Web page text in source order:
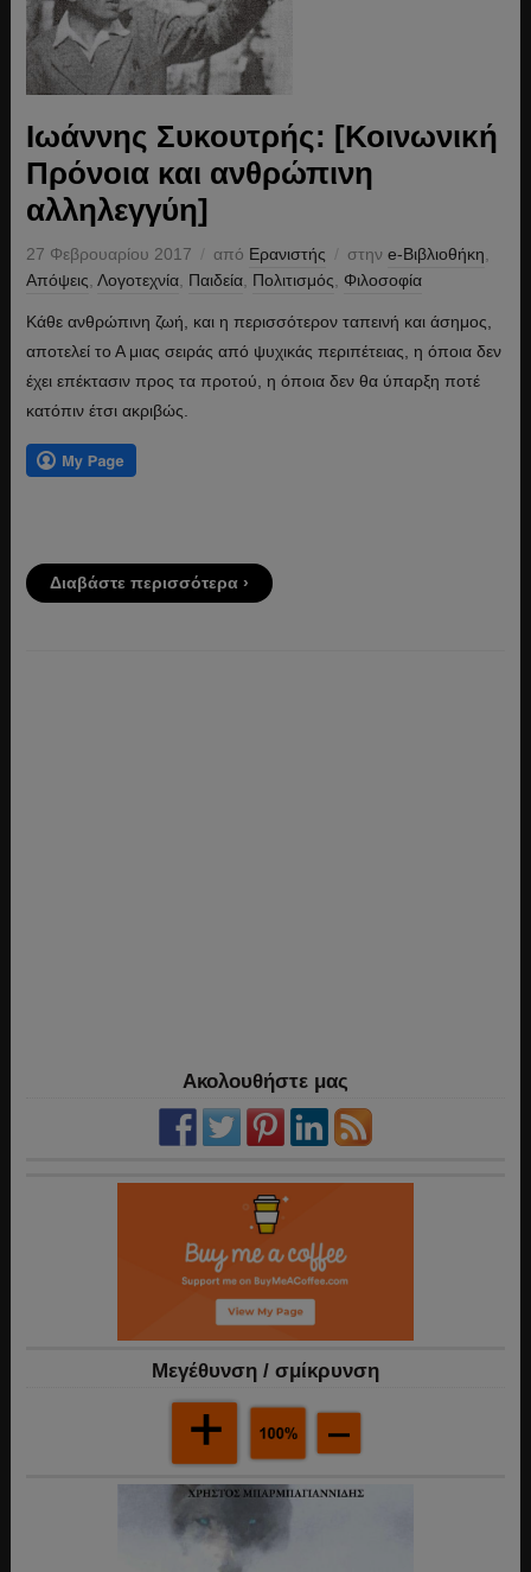
Ιωάννης Συκουτρής: [Κοινωνική
Πρόνοια και ανθρώπινη
αλληλεγγύη]
27 Φεβρουαρίου 2017 από Ερανιστής στην e-Βιβλιοθήκη
Απόψεις Λογοτεχνία, Παιδεία, Πολιτισμός Φιλοσοφία
Κάθε ανθρώπινη ζωή, και η περισσότερον ταπεινή και άσημος,
αποτελεί το Α μιας σειράς από ψυχικάς περιπέτειας, η όποια δεν
έχει επέκτασιν προς τα προτού, η όποια δεν θα ύπαρξη ποτέ
κατόπιν έτσι ακριβώς.
Διαβάστε περισσότερα ›
Ακολουθήστε μας
Mεγέθυνση / σμίκρυνση